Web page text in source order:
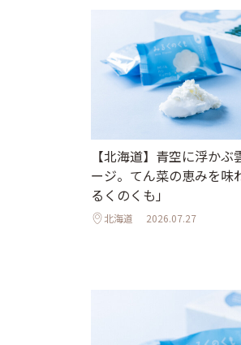
【北海道】青空に浮かぶ
ージ。てん菜の恵みを味
るくのくも」
北海道 2026.07.27